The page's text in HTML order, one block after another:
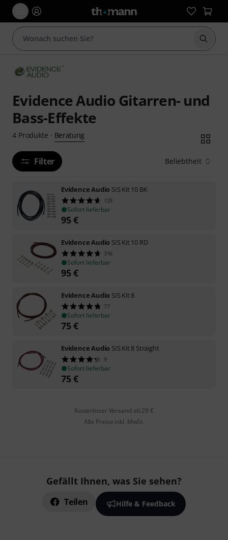
Suche
Evidence Audio Gitarren- und
Bass-Effekte
4 Produkte · Beratung
Filter Beliebtheit
Evidence Audio SIS Kit 10 BK
129
Sofort lieferbar
95€
Evidence Audio SIS Kit 10 RD
316
Sofort lieferbar
95€
Evidence Audio SIS Kit 8
77
Sofort lieferbar
75€
Evidence Audio SIS Kit 8 Straight
9
Sofort lieferbar
75€
Kostenloser Versand ab 29 €
Alle Preise inkl. MwSt.
Gefällt Ihnen, was Sie sehen?
Teilen Hilfe & Feedback